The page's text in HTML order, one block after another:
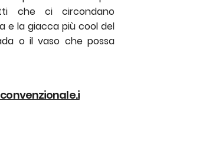
che ci circondano
e la giacca più cool del
o il vaso che possa